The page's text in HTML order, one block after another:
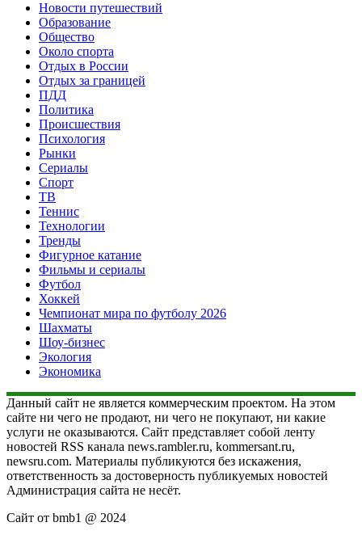
Новости путешествий
Образование
Общество
Около спорта
Отдых в России
Отдых за границей
ПДД
Политика
Происшествия
Психология
Рынки
Сериалы
Спорт
ТВ
Теннис
Технологии
Тренды
Фигурное катание
Фильмы и сериалы
Футбол
Хоккей
Чемпионат мира по футболу 2026
Шахматы
Шоу-бизнес
Экология
Экономика
Данный сайт не является коммерческим проектом. На этом
сайте ни чего не продают, ни чего не покупают, ни какие
услуги не оказываются. Сайт представляет собой ленту
новостей RSS канала news.rambler.ru, kommersant.ru,
newsru.com. Материалы публикуются без искажения,
ответственность за достоверность публикуемых новостей
Администрация сайта не несёт.
Сайт от bmb1 @ 2024